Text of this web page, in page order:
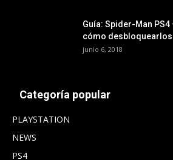
Guía: Spider-Man
cómo desbloquearlos
junio 6, 2018
Categoría popular
PLAYSTATION
NEWS
PS4